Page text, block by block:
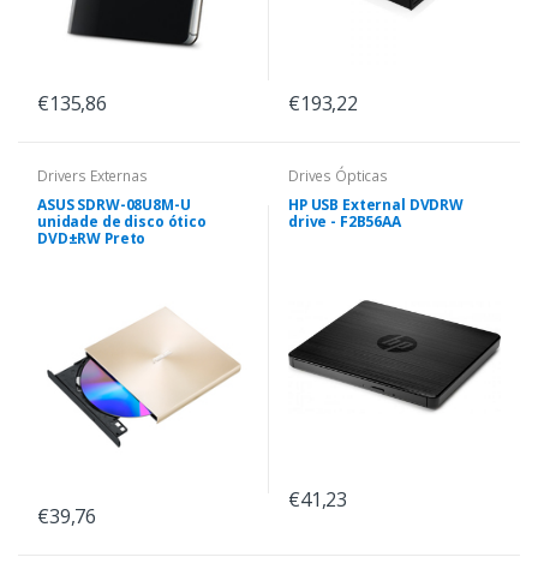
€135,86 €193,22
Drivers Externas
ASUS SDRW-08U8M-U
unidade de disco ótico
DVD±RW Preto
€39,76
Drives Ópticas
HP USB External DVDRW
drive - F2B56AA
€41,23